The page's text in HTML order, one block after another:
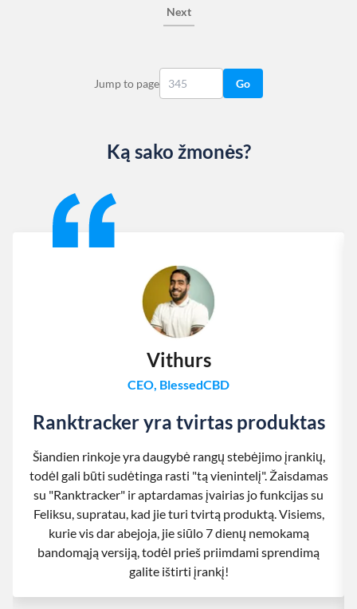
Next
Jump to page Go
Ką sako žmonės?
Vithurs
CEO, BlessedCBD
Ranktracker yra tvirtas produktas
Šiandien rinkoje yra daugybė rangų stebėjimo įrankių,
todėl gali būti sudėtinga rasti "tą vienintelį". Žaisdamas
su "Ranktracker" ir aptardamas įvairias jo funkcijas su
Feliksu, supratau, kad jie turi tvirtą produktą. Visiems,
kurie vis dar abejoja, jie siūlo 7 dienų nemokamą
bandomąją versiją, todėl prieš priimdami sprendimą
galite ištirti įrankį!